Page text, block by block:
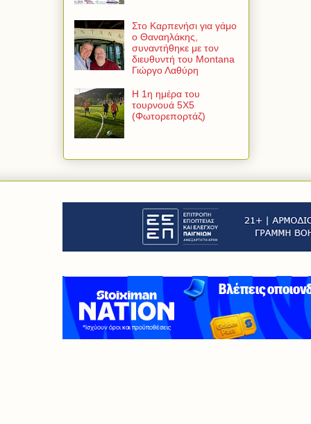
Στο Καρπενήσι για γάμο
ο Θαναηλάκης,
συναντήθηκε με τον
διευθυντή του Montana
Γιώργο Λαθύρη
Η 1η ημέρα του
τουρνουά 5Χ5
(Φωτορεπορτάζ)